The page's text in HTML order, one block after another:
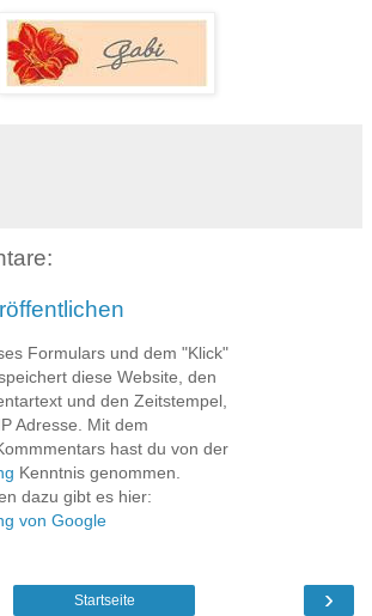
Formulars und dem "Klick"
diese Website, den
und den Zeitstempel,
Adresse. Mit dem
hast du von der
Kenntnis genommen.
dazu gibt es hier:
von Google
›
Startseite